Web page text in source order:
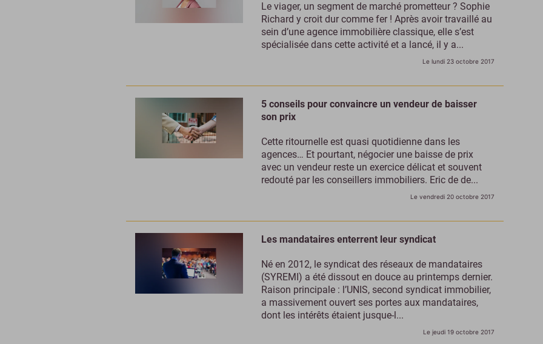
Le viager, un segment de marché prometteur ? Sophie
Richard y croit dur comme fer ! Après avoir travaillé au
sein d’une agence immobilière classique, elle s’est
spécialisée dans cette activité et a lancé, il y a...
Le lundi 23 octobre 2017
5 conseils pour convaincre un vendeur de baisser
son prix
Cette ritournelle est quasi quotidienne dans les
agences… Et pourtant, négocier une baisse de prix
avec un vendeur reste un exercice délicat et souvent
redouté par les conseillers immobiliers. Eric de de...
Le vendredi 20 octobre 2017
Les mandataires enterrent leur syndicat
Né en 2012, le syndicat des réseaux de mandataires
(SYREMI) a été dissout en douce au printemps dernier.
Raison principale : l’UNIS, second syndicat immobilier,
a massivement ouvert ses portes aux mandataires,
dont les intérêts étaient jusque-l...
Le jeudi 19 octobre 2017